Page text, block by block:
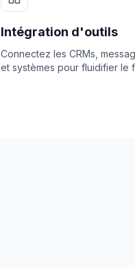
Intégration d'outils
Connectez les CRMs,
et systèmes pour fluidifier le